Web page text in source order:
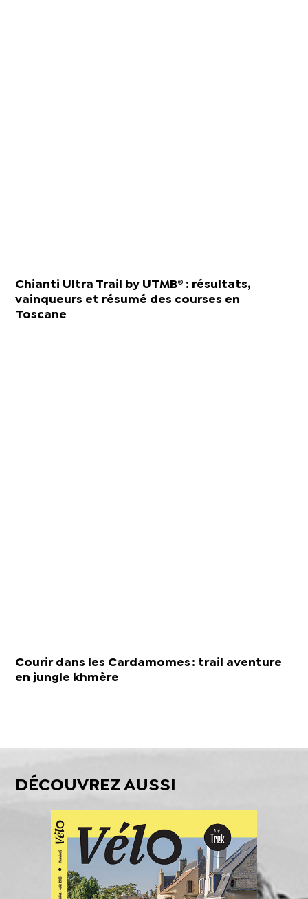
Chianti Ultra Trail by UTMB® : résultats,
vainqueurs et résumé des courses en
Toscane
Courir dans les Cardamomes : trail aventure
en jungle khmère
DÉCOUVREZ AUSSI